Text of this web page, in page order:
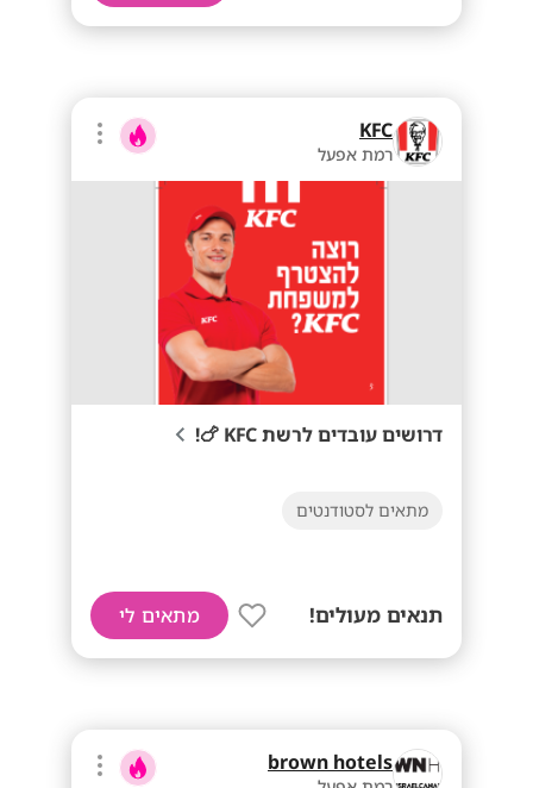
KFC
רמת אפעל
דרושים עובדים לרשת KFC 🍗!
מתאים לסטודנטים
תנאים מעולים! מתאים לי
brown hotels